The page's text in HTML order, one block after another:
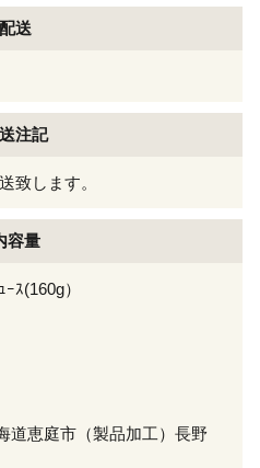
配送
注記
致します。
容量
ｽ(160g）
道恵庭市（製品加工）長野